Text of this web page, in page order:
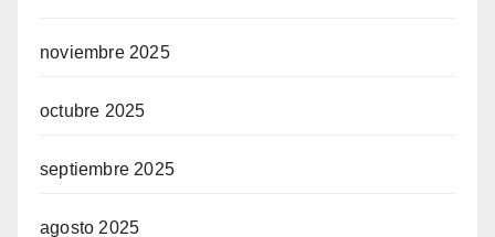
noviembre 2025
octubre 2025
septiembre 2025
agosto 2025